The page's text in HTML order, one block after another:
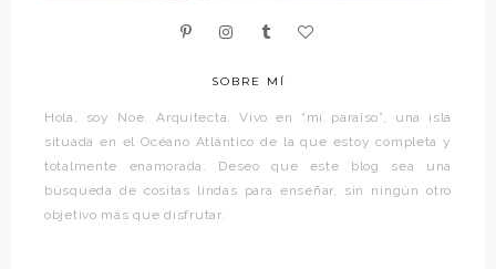
SOBRE MÍ
Hola, soy Noe. Arquitecta. Vivo en “mi paraíso”, una isla
situada en el Océano Atlántico de la que estoy completa y
totalmente enamorada. Deseo que este blog sea una
búsqueda de cositas lindas para enseñar, sin ningún otro
objetivo más que disfrutar.